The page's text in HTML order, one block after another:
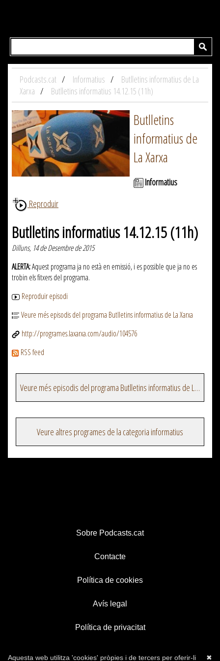
Podcasts.cat Informatius
Butlletins informatius de La
Xarxa
Butlletins informatius 14.12.15 (11h)
Butlletins
informatius de
La Xarxa
Informatius
Reproduir
Butlletins informatius 14.12.15 (11h)
Dilluns, 14 de Desembre de 2015
ALERTA:Aquest programa ja no està en emissió, i es possible que ja no es
trobin els fitxers del programa.
Reproduir episodi
Veure més episodis del programa Butlletins informatius de La Xarxa
http://programes.laxarxa.com/audio/104576
RSS feed
Veure més episodis del programa Butlletins informatius de La Xarxa
Veure altres programes de la categoria informatius
Sobre Podcasts.cat
Contacte
Política de cookies
Avís legal
Política de privacitat
✖
Aquesta web utilitza 'cookies' pròpies i de tercers per oferir-li